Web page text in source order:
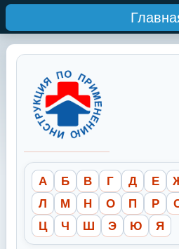
А Б В Г Д Е
Л
М Н О П Р
Ц
Ч Ш Э Ю Я